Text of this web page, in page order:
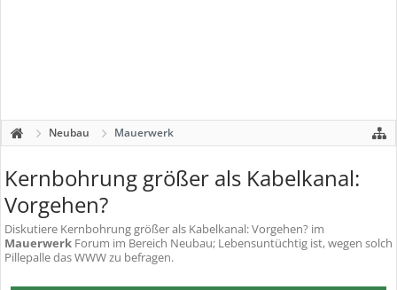
Neubau Mauerwerk
Kernbohrung größer als Kabelkanal:
Vorgehen?
Diskutiere Kernbohrung größer als Kabelkanal: Vorgehen? im
Mauerwerk Forum im Bereich Neubau; Lebensuntüchtig ist, wegen solch
Pillepalle das WWW zu befragen.